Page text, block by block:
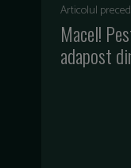
Articolul
Macel!
adapost